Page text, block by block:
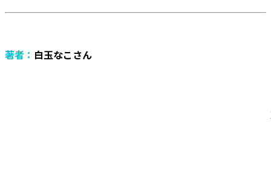
著者： 白玉なこさん